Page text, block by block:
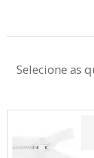
Selecione as